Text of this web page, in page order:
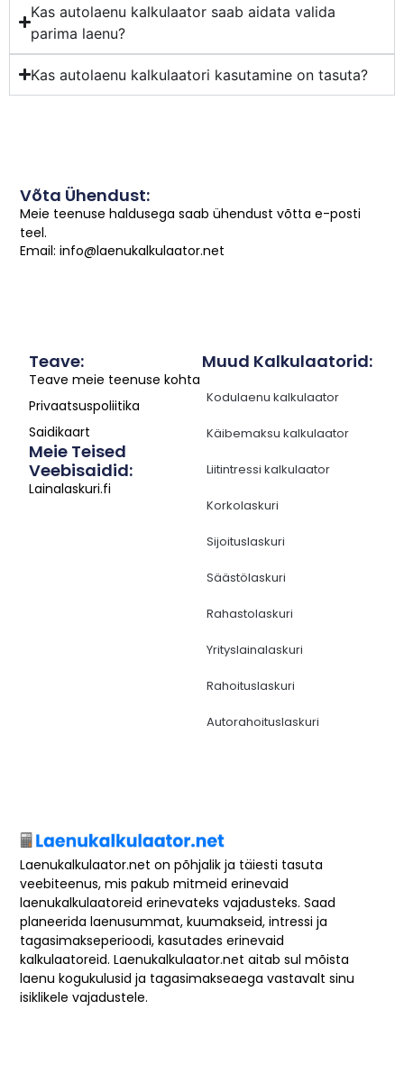
Kas autolaenu kalkulaator saab aidata valida
parima laenu?
Kas autolaenu kalkulaatori kasutamine on tasuta?
Laenukalkulaator.net on põhjalik ja täiesti tasuta
veebiteenus, mis pakub mitmeid erinevaid
laenukalkulaatoreid erinevateks vajadusteks. Saad
planeerida laenusummat, kuumakseid, intressi ja
tagasimakseperioodi, kasutades erinevaid
kalkulaatoreid. Laenukalkulaator.net aitab sul mõista
laenu kogukulusid ja tagasimakseaega vastavalt sinu
isiklikele vajadustele.
Muud Kalkulaatorid:
Kodulaenu kalkulaator
Käibemaksu kalkulaator
Liitintressi kalkulaator
Korkolaskuri
Sijoituslaskuri
Säästölaskuri
Rahastolaskuri
Yrityslainalaskuri
Rahoituslaskuri
Autorahoituslaskuri
Teave:
Teave meie teenuse kohta
Privaatsuspoliitika
Saidikaart
Meie Teised
Veebisaidid:
Lainalaskuri.fi
Võta Ühendust:
Meie teenuse haldusega saab ühendust võtta e-posti
teel.
Email: info@laenukalkulaator.net